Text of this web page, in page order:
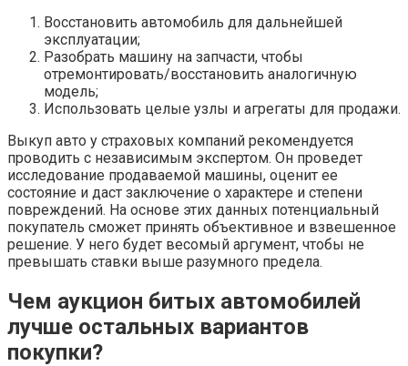
Восстановить автомобиль для дальнейшей
эксплуатации;
Разобрать машину на запчасти, чтобы
отремонтировать/восстановить аналогичную
модель;
Использовать целые узлы и агрегаты для продажи.
Выкуп авто у страховых компаний рекомендуется
проводить с независимым экспертом. Он проведет
исследование продаваемой машины, оценит ее
состояние и даст заключение о характере и степени
повреждений. На основе этих данных потенциальный
покупатель сможет принять объективное и взвешенное
решение. У него будет весомый аргумент, чтобы не
превышать ставки выше разумного предела.
Чем аукцион битых автомобилей
лучше остальных вариантов
покупки?